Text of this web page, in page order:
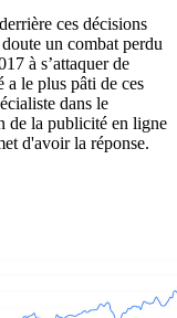
ces décisions
un combat perdu
à s’attaquer de
a le plus pâti de ces
dans le
de la publicité en ligne
d'avoir la réponse.